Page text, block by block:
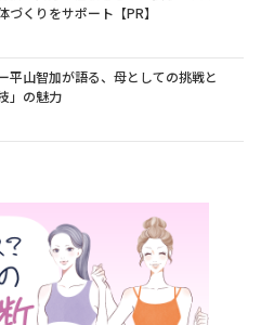
づくりをサポート【PR】
平山智加が語る、母としての挑戦と
」の魅力